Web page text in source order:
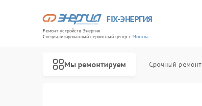
FIX-ЭНЕРГИЯ
Ремонт устройств Энергия
Специализированный cервисный центр г.Москва
Мы ремонтируем Срочный ремонт